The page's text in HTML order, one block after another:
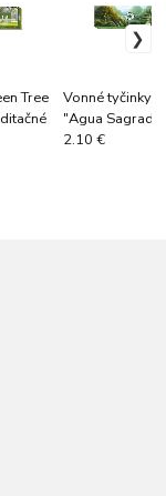
Tree
Vonné tyčinky -
"Agua
aury
2.10 €